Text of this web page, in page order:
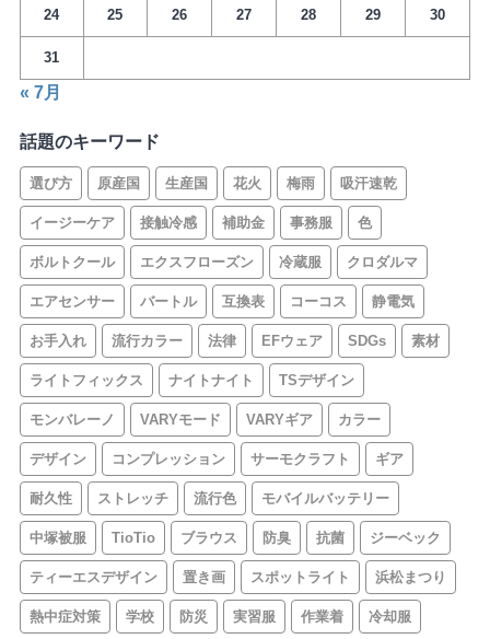
24 25 26 27 28 29 30
31
« 7月
話題のキーワード
選び方 原産国 生産国 花火 梅雨 吸汗速乾
イージーケア 接触冷感 補助金 事務服 色
ボルトクール エクスフローズン 冷蔵服 クロダルマ
エアセンサー バートル 互換表 コーコス 静電気
お手入れ 流行カラー 法律 EFウェア SDGs 素材
ライトフィックス ナイトナイト TSデザイン
モンバレーノ VARYモード VARYギア カラー
デザイン コンプレッション サーモクラフト ギア
耐久性 ストレッチ 流行色 モバイルバッテリー
中塚被服 TioTio ブラウス 防臭 抗菌 ジーベック
ティーエスデザイン 置き画 スポットライト 浜松まつり
熱中症対策 学校 防災 実習服 作業着 冷却服